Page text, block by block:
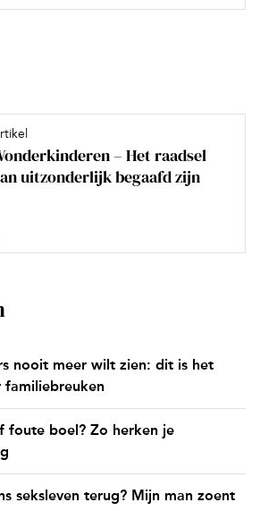
– Het raadsel
uitzonderlijk begaafd zijn
nooit meer wilt zien: dit is het
familiebreuken
foute boel? Zo herken je
seksleven terug? Mijn man zoent